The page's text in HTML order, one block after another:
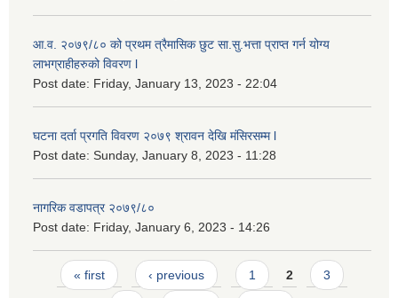
आ.व. २०७९/८० को प्रथम त्रैमासिक छुट सा.सु.भ‍त्ता प्राप्त गर्न योग्य
लाभग्राहीहरुको विवरण l
Post date: Friday, January 13, 2023 - 22:04
घटना दर्ता प्रगति विवरण २०७९ श्रावन देखि मंसिरसम्म l
Post date: Sunday, January 8, 2023 - 11:28
नागरिक वडापत्र २०७९/८०
Post date: Friday, January 6, 2023 - 14:26
Pages
« first ‹ previous 1 2 3